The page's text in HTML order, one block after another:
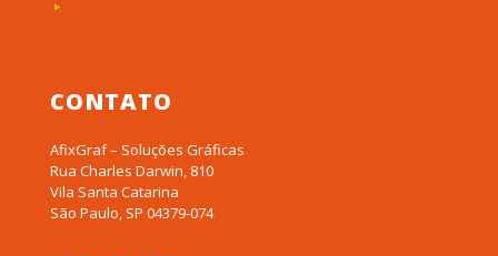
CONTATO
AfixGraf – Soluções Gráficas
Rua Charles Darwin, 810
Vila Santa Catarina
São Paulo, SP 04379-074